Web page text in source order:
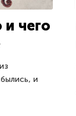
чего
и